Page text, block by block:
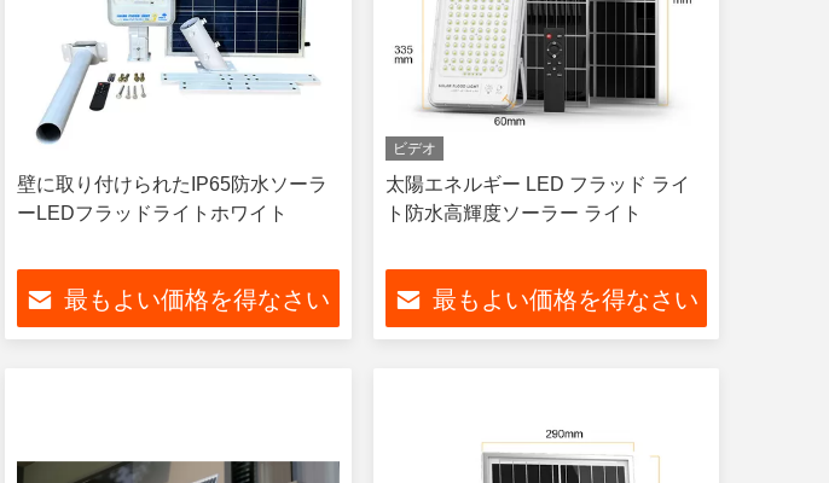
壁に取り付けられたIP65防水ソーラ
ーLEDフラッドライトホワイト
最もよい価格を得なさい
ビデオ
太陽エネルギー LED フラッド ライ
ト防水高輝度ソーラー ライト
最もよい価格を得なさい